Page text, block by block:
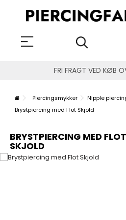
FRI FRAGT VED KØB
Piercingsmykker Nipple
Brystpiercing med Flot Skjold
BRYSTPIERCING MED FLOT
SKJOLD